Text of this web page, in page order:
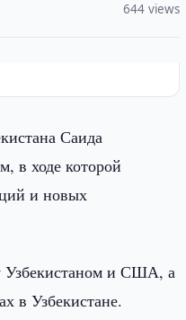
644 views
Саида
в ходе которой
и новых
Узбекистаном и США, а
в Узбекистане.